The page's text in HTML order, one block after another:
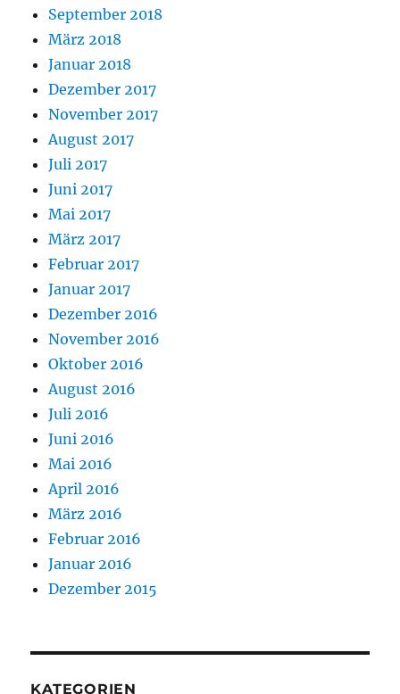
September 2018
März 2018
Januar 2018
Dezember 2017
November 2017
August 2017
Juli 2017
Juni 2017
Mai 2017
März 2017
Februar 2017
Januar 2017
Dezember 2016
November 2016
Oktober 2016
August 2016
Juli 2016
Juni 2016
Mai 2016
April 2016
März 2016
Februar 2016
Januar 2016
Dezember 2015
KATEGORIEN